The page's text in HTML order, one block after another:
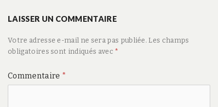
LAISSER UN COMMENTAIRE
Votre adresse e-mail ne sera pas publiée. Les champs
obligatoires sont indiqués avec *
Commentaire *